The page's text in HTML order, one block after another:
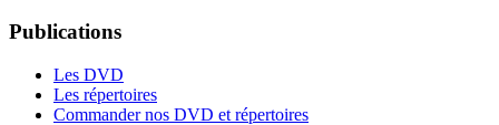
Publications
Les DVD
Les répertoires
Commander nos DVD et répertoires